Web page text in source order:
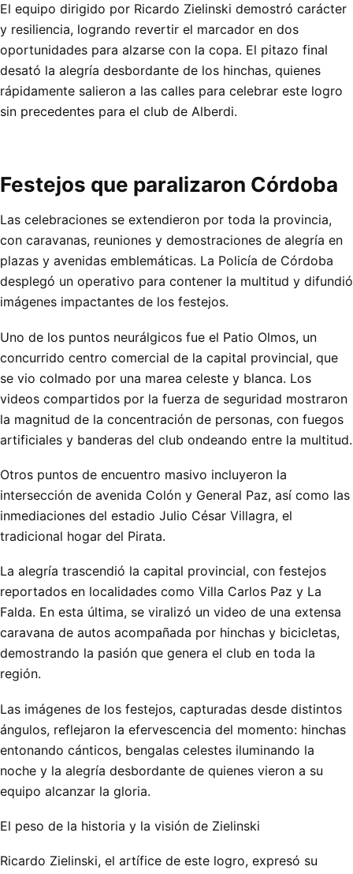
El equipo dirigido por Ricardo Zielinski demostró carácter
y resiliencia, logrando revertir el marcador en dos
oportunidades para alzarse con la copa. El pitazo final
desató la alegría desbordante de los hinchas, quienes
rápidamente salieron a las calles para celebrar este logro
sin precedentes para el club de Alberdi.
Festejos que paralizaron Córdoba
Las celebraciones se extendieron por toda la provincia,
con caravanas, reuniones y demostraciones de alegría en
plazas y avenidas emblemáticas. La Policía de Córdoba
desplegó un operativo para contener la multitud y difundió
imágenes impactantes de los festejos.
Uno de los puntos neurálgicos fue el Patio Olmos, un
concurrido centro comercial de la capital provincial, que
se vio colmado por una marea celeste y blanca. Los
videos compartidos por la fuerza de seguridad mostraron
la magnitud de la concentración de personas, con fuegos
artificiales y banderas del club ondeando entre la multitud.
Otros puntos de encuentro masivo incluyeron la
intersección de avenida Colón y General Paz, así como las
inmediaciones del estadio Julio César Villagra, el
tradicional hogar del Pirata.
La alegría trascendió la capital provincial, con festejos
reportados en localidades como Villa Carlos Paz y La
Falda. En esta última, se viralizó un video de una extensa
caravana de autos acompañada por hinchas y bicicletas,
demostrando la pasión que genera el club en toda la
región.
Las imágenes de los festejos, capturadas desde distintos
ángulos, reflejaron la efervescencia del momento: hinchas
entonando cánticos, bengalas celestes iluminando la
noche y la alegría desbordante de quienes vieron a su
equipo alcanzar la gloria.
El peso de la historia y la visión de Zielinski
Ricardo Zielinski, el artífice de este logro, expresó su